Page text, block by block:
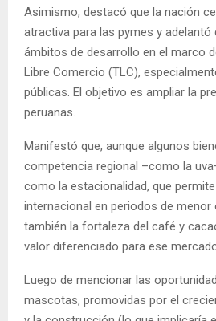
Asimismo, destacó que la nación
atractiva para las pymes y adelantó
ámbitos de desarrollo en el marco
Libre Comercio (TLC),
públicas. El objetivo es ampliar la
peruanas.
Manifestó que, aunque algunos
competencia regional –como la
como la estacionalidad, que
internacional en periodos de menor
también la fortaleza del café y
valor diferenciado para ese
Luego de mencionar las
mascotas, promovidas por el